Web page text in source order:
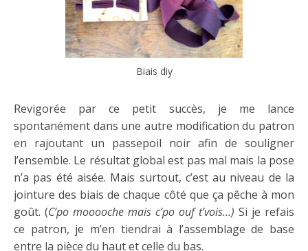
Biais diy
Revigorée par ce petit succès, je me lance
spontanément dans une autre modification du patron
en rajoutant un passepoil noir afin de souligner
l’ensemble. Le résultat global est pas mal mais la pose
n’a pas été aisée. Mais surtout, c’est au niveau de la
jointure des biais de chaque côté que ça pêche à mon
goût. (C’po mooooche mais c’po ouf t’vois…) Si je refais
ce patron, je m’en tiendrai à l’assemblage de base
entre la pièce du haut et celle du bas.